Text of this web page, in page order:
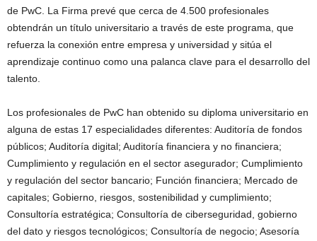
de PwC. La Firma prevé que cerca de 4.500 profesionales
obtendrán un título universitario a través de este programa, que
refuerza la conexión entre empresa y universidad y sitúa el
aprendizaje continuo como una palanca clave para el desarrollo del
talento.
Los profesionales de PwC han obtenido su diploma universitario en
alguna de estas 17 especialidades diferentes: Auditoría de fondos
públicos; Auditoría digital; Auditoría financiera y no financiera;
Cumplimiento y regulación en el sector asegurador; Cumplimiento
y regulación del sector bancario; Función financiera; Mercado de
capitales; Gobierno, riesgos, sostenibilidad y cumplimiento;
Consultoría estratégica; Consultoría de ciberseguridad, gobierno
del dato y riesgos tecnológicos; Consultoría de negocio; Asesoría